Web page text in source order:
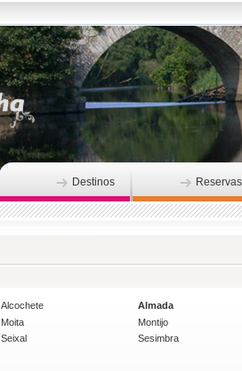
Destinos Reservas
Alcochete
Almada
Moita
Montijo
Seixal
Sesimbra